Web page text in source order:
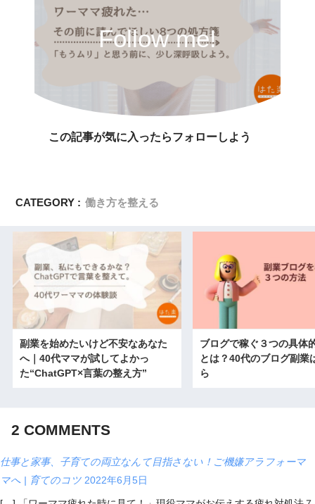
Follow me!
この記事が気に入ったらフォローしよう
CATEGORY : 働き方を整える
副業を始めたいけど不安なあなた
へ｜40代ママが試してよかっ
た“ChatGPT×言葉の整え方”
ブログで稼ぐ３つの具体
とは？40代のブログ副業
ら
2 COMMENTS
仕事と家事、子育ての両立なんて目指さない！ご機嫌アラフォーマ
マへ | 育てのコツ 2022年6月5日